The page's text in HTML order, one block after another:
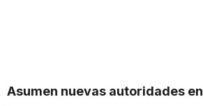
Asumen nuevas autoridades en